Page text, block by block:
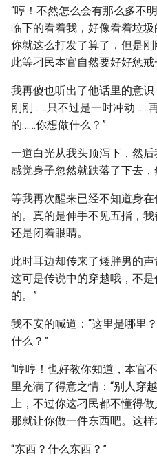
“哼！不然怎么会有那么多不
临下的看着我，好像看着垃
你就这么打发了算了，但是
此等刁民本官自然要好好惩戒
我再傻也听出了他话里的意
刚刚……只不过是一时冲动……
的……你想做什么？”
一道白光从我头顶泻下，然
感觉身子忽然就跌落了下去，
等我再次醒来已经不知道身
的。真的是伸手不见五指，
还是闭着眼睛。
此时耳边却传来了矮胖男的声
这可是传说中的穿越哦，不
的。”
我不安的喊道：“这里是哪里
什么？”
“哼哼！也好教你知道，本官
里充满了得意之情：“别人穿
上，不过你这刁民都不懂得
那就让你做一件东西吧。这样
“东西？什么东西？”